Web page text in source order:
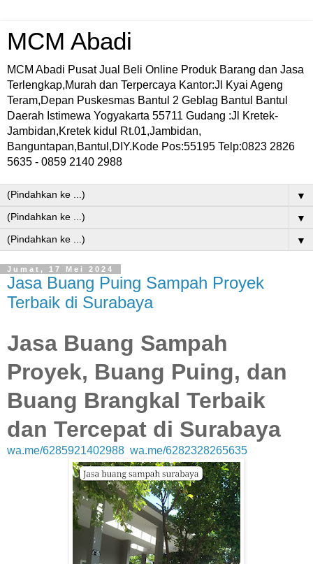
MCM Abadi
MCM Abadi Pusat Jual Beli Online Produk Barang dan Jasa
Terlengkap,Murah dan Terpercaya Kantor:Jl Kyai Ageng
Teram,Depan Puskesmas Bantul 2 Geblag Bantul Bantul
Daerah Istimewa Yogyakarta 55711 Gudang :Jl Kretek-
Jambidan,Kretek kidul Rt.01,Jambidan,
Banguntapan,Bantul,DIY.Kode Pos:55195 Telp:0823 2826
5635 - 0859 2140 2988
▼
▼
▼
Jumat, 17 Mei 2024
Jasa Buang Puing Sampah Proyek
Terbaik di Surabaya
Jasa Buang Sampah
Proyek, Buang Puing, dan
Buang Brangkal Terbaik
dan Tercepat di Surabaya
wa.me/6285921402988 wa.me/6282328265635